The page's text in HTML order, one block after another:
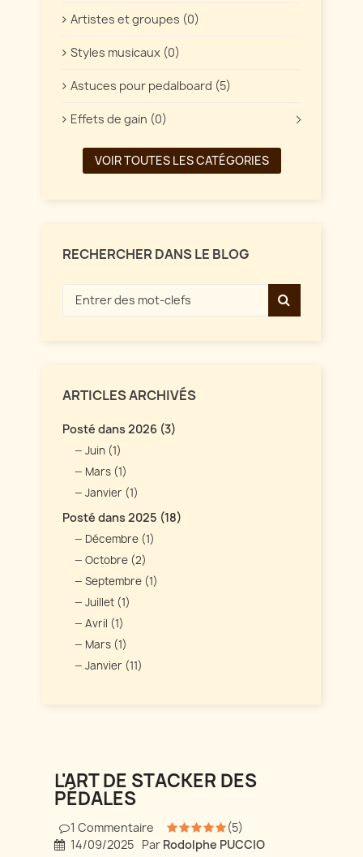
Artistes et groupes (0)
Styles musicaux (0)
Astuces pour pedalboard (5)
Effets de gain (0)
VOIR TOUTES LES CATÉGORIES
RECHERCHER DANS LE BLOG
ARTICLES ARCHIVÉS
Posté dans 2026 (3)
Juin (1)
Mars (1)
Janvier (1)
Posté dans 2025 (18)
Décembre (1)
Octobre (2)
Septembre (1)
Juillet (1)
Avril (1)
Mars (1)
Janvier (11)
L'ART DE STACKER DES
PÉDALES
1 Commentaire
(5)
14/09/2025 Par Rodolphe PUCCIO